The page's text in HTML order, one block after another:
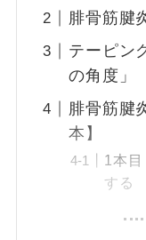
腓骨筋腱
テーピン
の角度」
腓骨筋腱
本】
1本
する